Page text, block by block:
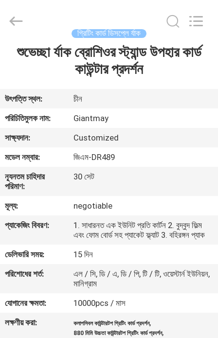
বাড়ি
আমাদের
সম্পর্কে
কারখানা
ভ্রমণ
মান
নিয়ন্ত্রণ
যোগাযোগ
করুন
খবর
Production
Co,Ltd..
Developed
গ্রিটিং কার্ড ডিসপ্লে র্যাক
শুভেচ্ছা র্যাক ব্রোশিওর স্ট্যান্ড উপহার কার্ড
কাউন্টার প্রদর্শন
উৎপত্তি স্থল:
চীন
পরিচিতিমুলক নাম:
Giantmay
সাক্ষ্যদান:
Customized
মডেল নম্বার:
জিএম-DR489
ন্যূনতম চাহিদার
পরিমাণ:
30 সেট
মূল্য:
negotiable
প্যাকেজিং বিবরণ:
1. সাধারনত এক ইউনিট প্রতি কার্টন 2. বুদ্বুদ ফিল্ম
এবং ফোম বোর্ড সহ প্যাকেট ফ্ল্যাট 3. বহিরঙ্গন প্যাক
ডেলিভারি সময়:
15 দিন
পরিশোধের শর্ত:
এল / সি, ডি / এ, ডি / পি, টি / টি, ওয়েস্টার্ন ইউনিয়ন,
মানিগ্রাম
যোগানের ক্ষমতা:
10000pcs / মাস
লক্ষণীয় করা:
কলাপসিবল কাউন্টারটপ গ্রিটিং কার্ড প্রদর্শন,
880 মিমি উচ্চতা কাউন্টারটপ গ্রিটিং কার্ড প্রদর্শন,